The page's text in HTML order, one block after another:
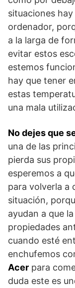
situaciones
ordenador,
a la larga de
evitar estos
estemos
hay que tener
estas
una mala
No dejes que
una de las
pierda sus
esperemos a
para volverla a
situación,
ayudan a que
propiedades
cuando esté
enchufemos
Acer para
duda este es